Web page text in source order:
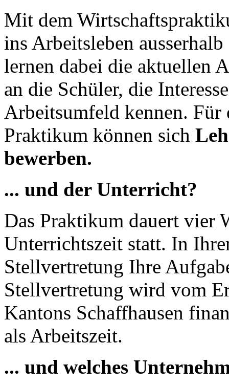
Mit dem
ins Arbeitsleben
lernen dabei die aktuellen
an die Schüler, die
Arbeitsumfeld kennen. Für
Praktikum können sich
bewerben.
... und der Unterricht?
Das Praktikum dauert vier
Unterrichtszeit statt. In
Stellvertretung Ihre
Stellvertretung wird vom
Kantons Schaffhausen
als Arbeitszeit.
... und welches